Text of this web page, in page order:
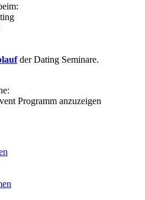
der Dating Seminare.
Programm anzuzeigen